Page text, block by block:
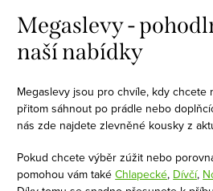
v
l
á
a
c
p
r
Megaslevy -
naší nabídky
Megaslevy jsou pro chvíle, kdy chcete
přitom sáhnout po prádle nebo
nás zde najdete zlevněné kousky z
Pokud chcete výběr zúžit nebo
pomohou vám takéChlapecké, Dívčí,